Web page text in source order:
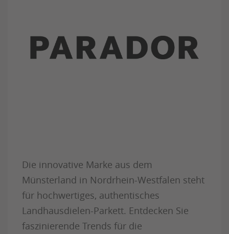
Die innovative Marke aus dem
Münsterland in Nordrhein-Westfalen steht
für hochwertiges, authentisches
Landhausdielen-Parkett. Entdecken Sie
faszinierende Trends für die